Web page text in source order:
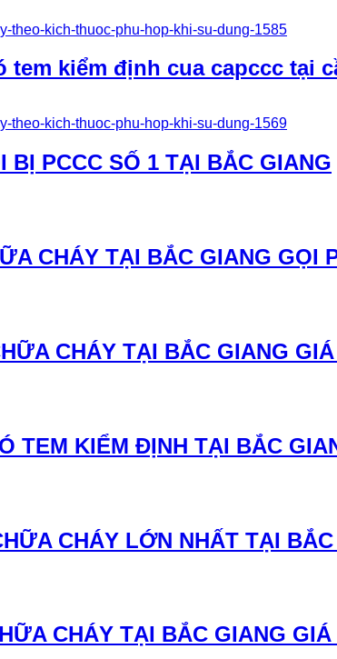
tem kiểm định cua capccc tại
BỊ PCCC SỐ 1 TẠI BẮC GIANG
CHÁY TẠI BẮC GIANG GỌI
CHÁY TẠI BẮC GIANG
TEM KIỂM ĐỊNH TẠI BẮC
CHÁY LỚN NHẤT TẠI
CHÁY TẠI BẮC GIANG GIÁ